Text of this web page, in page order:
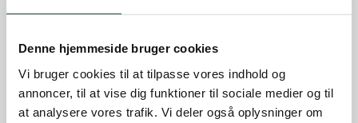
Denne hjemmeside bruger cookies
Vi bruger cookies til at tilpasse vores indhold og
annoncer, til at vise dig funktioner til sociale medier og til
at analysere vores trafik. Vi deler også oplysninger om